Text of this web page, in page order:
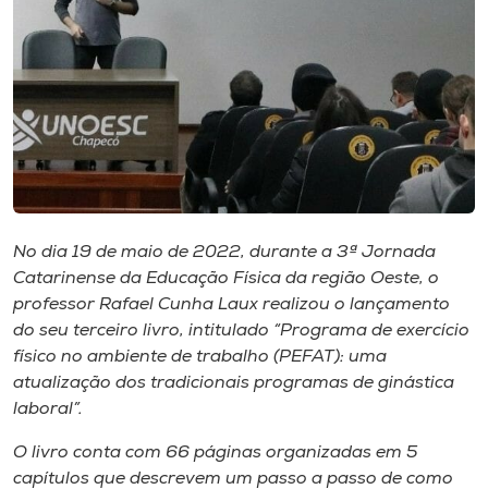
Museu
Unoesc
Store
Selecione
A+
A-
No dia 19 de maio de 2022, durante a 3ª Jornada
Catarinense da Educação Física da região Oeste, o
professor Rafael Cunha Laux realizou o lançamento
do seu terceiro livro, intitulado “Programa de exercício
físico no ambiente de trabalho (PEFAT): uma
atualização dos tradicionais programas de ginástica
laboral”.
O livro conta com 66 páginas organizadas em 5
capítulos que descrevem um passo a passo de como